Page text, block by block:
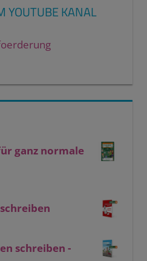
YOUTUBE KANAL
ganz normale
schreiben -